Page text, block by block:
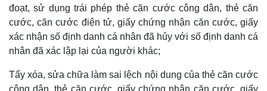
đoạt, sử dụng trái phép thẻ căn cước công dân, thẻ căn
cước, căn cước điện tử, giấy chứng nhận căn cước, giấy
xác nhận số định danh cá nhân đã hủy với số định danh cá
nhân đã xác lập lại của người khác;
Tẩy xóa, sửa chữa làm sai lệch nội dung của thẻ căn cước
công dân, thẻ căn cước, giấy chứng nhận căn cước, giấy